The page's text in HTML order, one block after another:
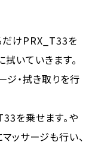
だけPRX_T33を
いていきます。
ジ・拭き取りを行
を乗せます。や
ッサージも行い、